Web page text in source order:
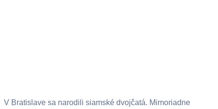
V Bratislave sa narodili siamské dvojčatá. Mimoriadne